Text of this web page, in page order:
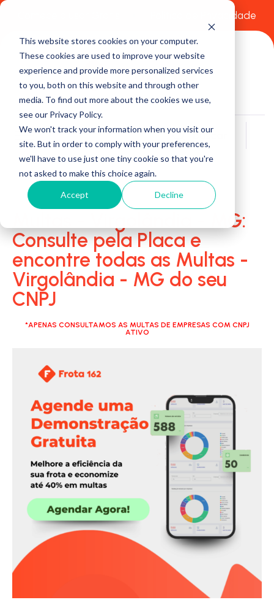
This website stores cookies on your computer.
These cookies are used to improve your website
experience and provide more personalized services
to you, both on this website and through other
media. To find out more about the cookies we use,
see our Privacy Policy.
We won't track your information when you visit our
site. But in order to comply with your preferences,
we'll have to use just one tiny cookie so that you're
not asked to make this choice again.
Accept Decline
Política de Privacidade
Buscar
Multas - Virgolândia - MG:
Consulte pela Placa e
encontre todas as Multas -
Virgolândia - MG do seu
CNPJ
*APENAS CONSULTAMOS AS MULTAS DE EMPRESAS COM CNPJ
ATIVO